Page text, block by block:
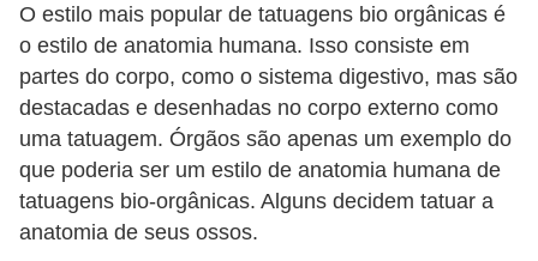
O estilo mais popular de tatuagens bio orgânicas é
o estilo de anatomia humana. Isso consiste em
partes do corpo, como o sistema digestivo, mas são
destacadas e desenhadas no corpo externo como
uma tatuagem. Órgãos são apenas um exemplo do
que poderia ser um estilo de anatomia humana de
tatuagens bio-orgânicas. Alguns decidem tatuar a
anatomia de seus ossos.
c
i
o
s
f
í
s